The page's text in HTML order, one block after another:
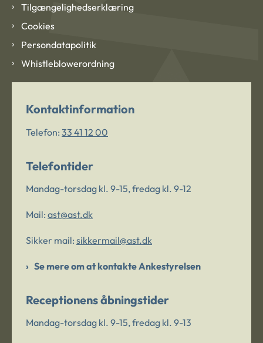
Tilgængelighedserklæring
Cookies
Persondatapolitik
Whistleblowerordning
Kontaktinformation
Telefon: 33 41 12 00
Telefontider
Mandag-torsdag kl. 9-15, fredag kl. 9-12
Mail: ast@ast.dk
Sikker mail: sikkermail@ast.dk
Se mere om at kontakte Ankestyrelsen
Receptionens åbningstider
Mandag-torsdag kl. 9-15, fredag kl. 9-13